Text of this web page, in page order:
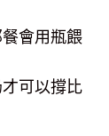
會用瓶餵
可以撐比